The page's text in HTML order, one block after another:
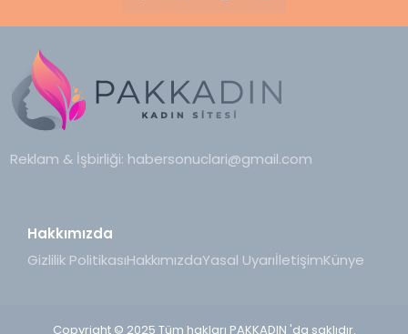
Reklam & İşbirliği: habersonuclari@gmail.com
Hakkımızda
Gizlilik PolitikasıHakkımızdaYasal UyarıİletişimKünye
Copyright © 2025 Tüm hakları PAKKADIN 'da saklıdır.